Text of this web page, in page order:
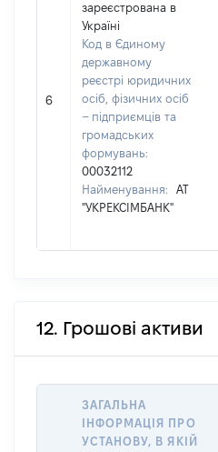
6
зареєстрована в
Україні
Код в Єдиному
державному
реєстрі юридичних
осіб, фізичних осіб
– підприємців та
громадських
формувань:
00032112
Найменування:
АТ
"УКРЕКСІМБАНК"
12. Грошові активи
ЗАГАЛЬНА
ІНФОРМАЦІЯ ПРО
УСТАНОВУ, В ЯКІЙ